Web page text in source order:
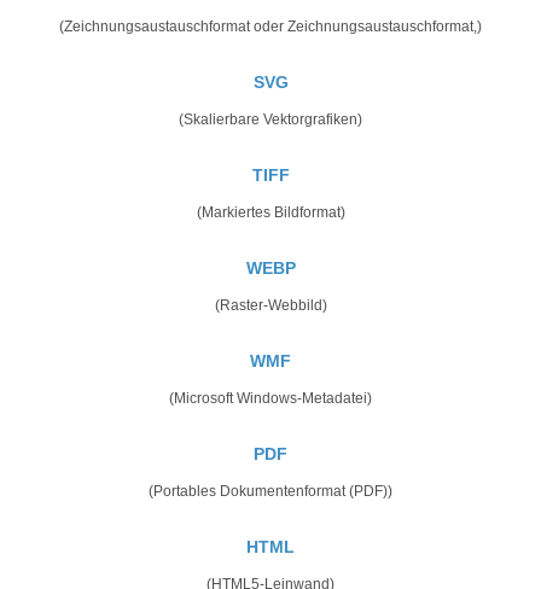
(Zeichnungsaustauschformat oder Zeichnungsaustauschformat,)
SVG
(Skalierbare Vektorgrafiken)
TIFF
(Markiertes Bildformat)
WEBP
(Raster-Webbild)
WMF
(Microsoft Windows-Metadatei)
PDF
(Portables Dokumentenformat (PDF))
HTML
(HTML5-Leinwand)